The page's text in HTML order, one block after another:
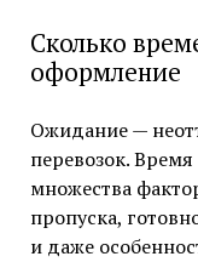
Сколько
оформление
Ожидание —
перевозок.
множества
пропуска,
и даже